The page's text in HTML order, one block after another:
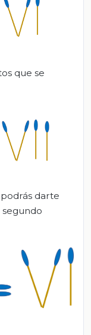
que se
darte